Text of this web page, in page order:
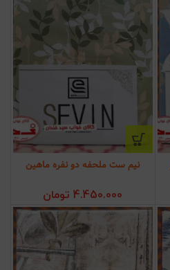
نیم ست ملحفه دو نفره ماهین
4.450.000 تومان